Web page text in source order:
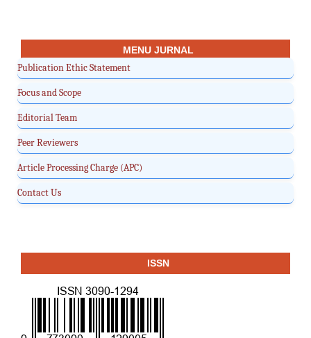
MENU JURNAL
Publication Ethic Statement
Focus and Scope
Editorial Team
Peer Reviewers
Article Processing Charge (APC)
Contact Us
ISSN